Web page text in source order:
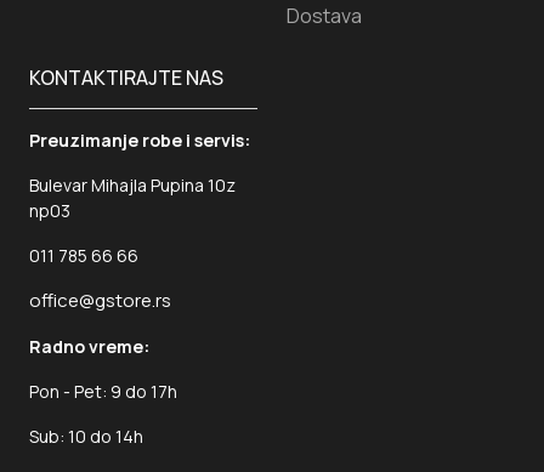
Dostava
KONTAKTIRAJTE NAS
Preuzimanje robe i servis:
Bulevar Mihajla Pupina 10z
np03
011 785 66 66
office@gstore.rs
Radno vreme:
Pon - Pet: 9 do 17h
Sub: 10 do 14h